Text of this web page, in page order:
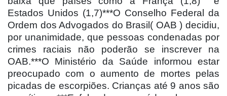
Estados Unidos (1,7)***O Conselho Federal da
Ordem dos Advogados do Brasil( OAB ) decidiu,
por unanimidade, que pessoas condenadas por
crimes raciais não poderão se inscrever na
OAB.***O Ministério da Saúde informou estar
preocupado com o aumento de mortes pelas
picadas de escorpiões. Crianças até 9 anos são